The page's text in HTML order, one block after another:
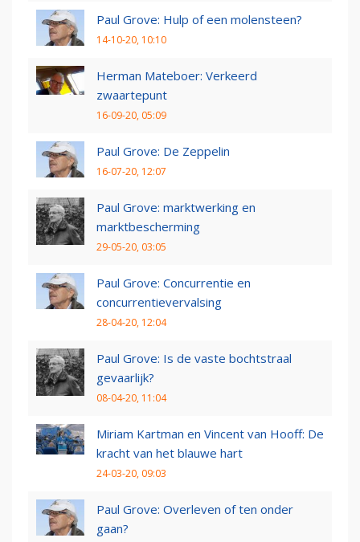
Paul Grove: Hulp of een molensteen?
14-10-20, 10:10
Herman Mateboer: Verkeerd
zwaartepunt
16-09-20, 05:09
Paul Grove: De Zeppelin
16-07-20, 12:07
Paul Grove: marktwerking en
marktbescherming
29-05-20, 03:05
Paul Grove: Concurrentie en
concurrentievervalsing
28-04-20, 12:04
Paul Grove: Is de vaste bochtstraal
gevaarlijk?
08-04-20, 11:04
Miriam Kartman en Vincent van Hooff: De
kracht van het blauwe hart
24-03-20, 09:03
Paul Grove: Overleven of ten onder
gaan?